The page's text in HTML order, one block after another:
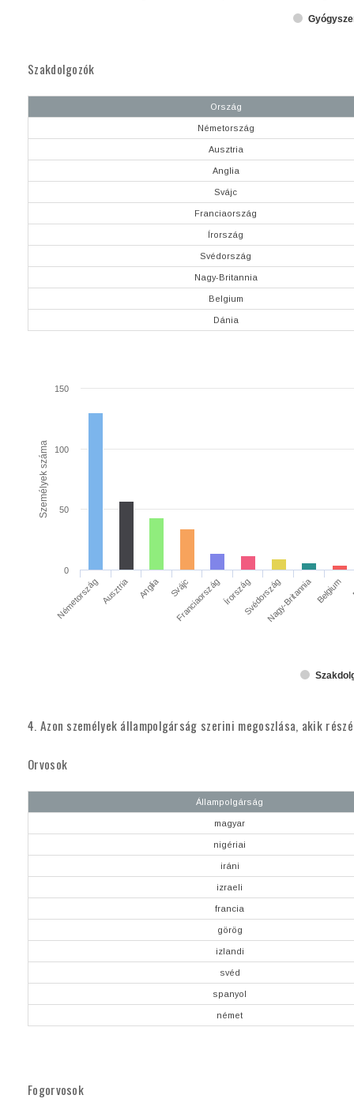
Szakdolgozók
Ország
Németország
Ausztria
Anglia
Svájc
Franciaország
Írország
Svédország
Nagy-Britannia
Belgium
Dánia
Személyek száma
NémetországAusztria Anglia Svájc
FranciaországÍrországSvédországNagy-Britannia Belgium
0
50
100
150
4. Azon személyek állampolgárság szerini megoszlása, akik
Orvosok
Állampolgárság
magyar
nigériai
iráni
izraeli
francia
görög
izlandi
svéd
spanyol
német
Fogorvosok